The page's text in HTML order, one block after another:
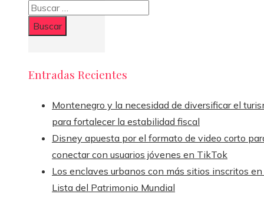
Buscar:
Entradas Recientes
Montenegro y la necesidad de diversificar el
para fortalecer la estabilidad fiscal
Disney apuesta por el formato de video corto
conectar con usuarios jóvenes en TikTok
Los enclaves urbanos con más sitios inscritos
Lista del Patrimonio Mundial